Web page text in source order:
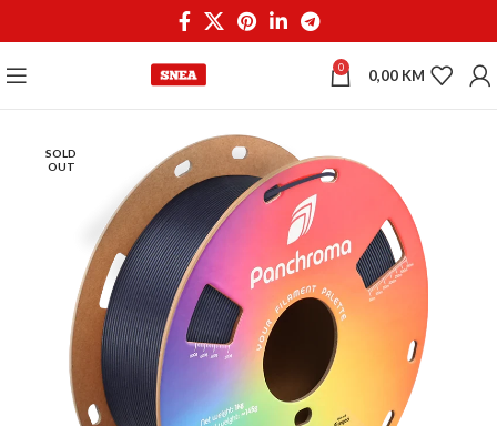
0 0,00 KM
SOLD
OUT